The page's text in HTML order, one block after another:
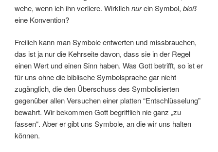
wehe, wenn ich ihn verliere. Wirklichnurein Symbol, bloß
eine Konvention?
Freilich kann man Symbole entwerten und missbrauchen,
das ist ja nur die Kehrseite davon, dass sie in der Regel
einen Wert und einen Sinn haben. Was Gott betrifft, so ist er
für uns ohne die biblische Symbolsprache gar nicht
zugänglich, die den Überschuss des Symbolisierten
gegenüber allen Versuchen einer platten “Entschlüsselung”
bewahrt. Wir bekommen Gott begrifflich nie ganz „zu
fassen“. Aber er gibt uns Symbole, an die wir uns halten
können.